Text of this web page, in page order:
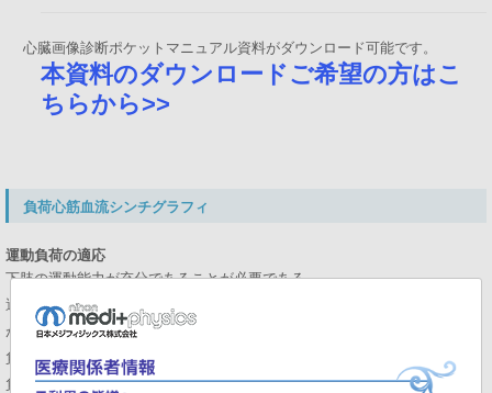
心臓画像診断ポケットマニュアル資料がダウンロード可能です。
本資料のダウンロードご希望の方はこ
ちらから>>
負荷心筋血流シンチグラフィ
運動負荷の適応
下肢の運動能力が充分であることが必要である。
運動が不充分であると(最大心拍数×最大収縮期血圧＜25,000)虚血の診断能
が低下する。
負荷前にきちんと問診を行い、充分な運動が不可能と思われる場合、薬剤
負荷への変更が望ましい。